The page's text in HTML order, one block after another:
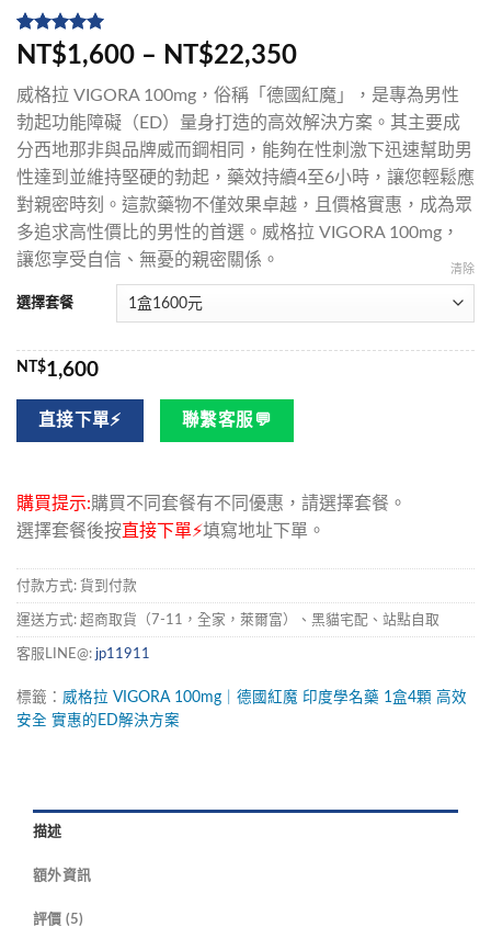
評分5/
5，已有
5
位
顧客進行評
分
NT$1,600 – NT$22,350
威格拉 VIGORA 100mg，俗稱「德國紅魔」，是專為男性
勃起功能障礙（ED）量身打造的高效解決方案。其主要成
分西地那非與品牌威而鋼相同，能夠在性刺激下迅速幫助男
性達到並維持堅硬的勃起，藥效持續4至6小時，讓您輕鬆應
對親密時刻。這款藥物不僅效果卓越，且價格實惠，成為眾
多追求高性價比的男性的首選。威格拉 VIGORA 100mg，
讓您享受自信、無憂的親密關係。
選擇套餐
清除
NT$1,600
直接下單⚡ 聯繫客服💬
購買提示:購買不同套餐有不同優惠，請選擇套餐。
選擇套餐後按直接下單⚡填寫地址下單。
付款方式: 貨到付款
運送方式: 超商取貨（7-11，全家，萊爾富）、黑貓宅配、站點自取
客服LINE@: jp11911
標籤： 威格拉 VIGORA 100mg｜德國紅魔 印度學名藥 1盒4顆 高效
安全 實惠的ED解決方案
描述
額外資訊
評價 (5)